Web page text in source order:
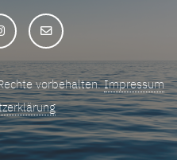
vorbehalten.Impressum